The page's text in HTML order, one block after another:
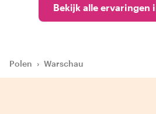
Bekijk alle ervaringen
Polen › Warschau